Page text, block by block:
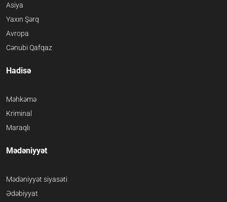
Asiya
Yaxın Şərq
Avropa
Cənubi Qafqaz
Hadisə
Məhkəmə
Kriminal
Maraqlı
Mədəniyyət
Mədəniyyət siyasəti
Ədəbiyyat